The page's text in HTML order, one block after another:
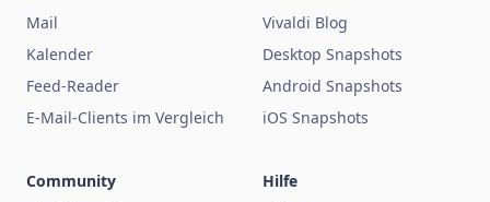
Mail
Kalender
Feed-Reader
E-Mail-Clients im Vergleich
Vivaldi Blog
Desktop Snapshots
Android Snapshots
iOS Snapshots
Community
Hilfe